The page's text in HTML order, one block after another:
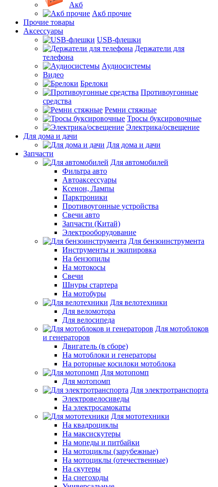
Акб
Акб прочие
Прочие товары
Аксессуары
USB-флешки
Держатели для
телефона
Аудиосистемы
Видео
Брелоки
Противоугонные
средства
Ремни стяжные
Тросы буксировочные
Электрика/освещение
Для дома и дачи
Для дома и дачи
Запчасти
Для автомобилей
Фильтра авто
Автоаксессуары
Ксенон, Лампы
Парктроники
Противоугонные устройства
Свечи авто
Запчасти (Китай)
Электрооборудование
Для бензоинструмента
Инструменты и экипировка
На бензопилы
На мотокосы
Свечи
Шнуры стартера
На мотобуры
Для велотехники
Для веломотора
Для велосипеда
Для мотоблоков
и генераторов
Двигатель (в сборе)
На мотоблоки и генераторы
На роторные косилоки мотоблока
Для мотопомп
Для мотопомп
Для электротранспорта
Электровелосиведы
На электросамокаты
Для мототехники
На квадроциклы
На максискутеры
На мопеды и питбайки
На мотоциклы (зарубежные)
На мотоциклы (отечественные)
На скутеры
На снегоходы